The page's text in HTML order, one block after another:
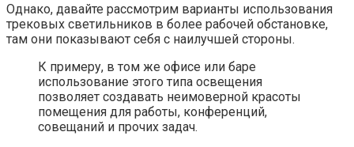
Однако, давайте рассмотрим варианты использования
трековых светильников в более рабочей обстановке,
там они показывают себя с наилучшей стороны.
К примеру, в том же офисе или баре
использование этого типа освещения
позволяет создавать неимоверной красоты
помещения для работы, конференций,
совещаний и прочих задач.